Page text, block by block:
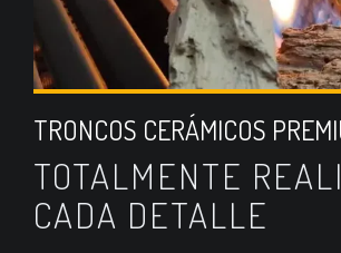
TRONCOS CERÁMICOS
TOTALMENTE
CADA DETALLE